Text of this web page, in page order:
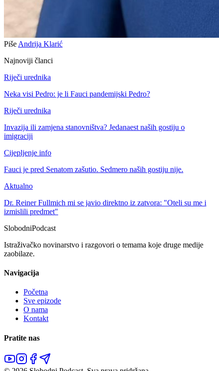
Piše Andrija Klarić
Najnoviji članci
Riječi urednika
Neka visi Pedro: je li Fauci pandemijski Pedro?
Riječi urednika
Invazija ili zamjena stanovništva? Jedanaest naših gostiju o
imigraciji
Cijepljenje info
Fauci je pred Senatom zašutio. Sedmero naših gostiju nije.
Aktualno
Dr. Reiner Fullmich mi se javio direktno iz zatvora: "Oteli su me i
izmislili predmet"
SlobodniPodcast
Istraživačko novinarstvo i razgovori o temama koje druge medije
zaobilaze.
Navigacija
Početna
Sve epizode
O nama
Kontakt
Pratite nas